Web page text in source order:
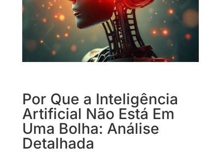
Por Que a Inteligência
Artificial Não Está Em
Uma Bolha: Análise
Detalhada